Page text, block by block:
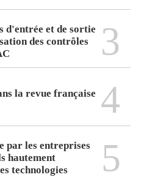
d'entrée et de sortie
des contrôles
3
la revue française 4
par les entreprises
hautement
technologies
5